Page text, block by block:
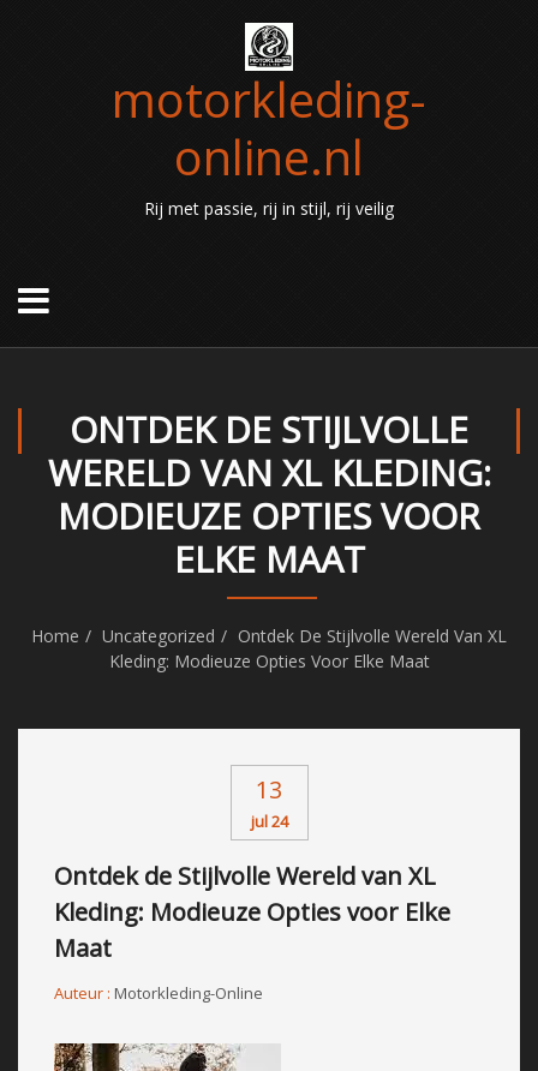
motorkleding-
online.nl
Rij met passie, rij in stijl, rij veilig
ONTDEK DE STIJLVOLLE
WERELD VAN XL KLEDING:
MODIEUZE OPTIES VOOR
ELKE MAAT
Home Uncategorized
Ontdek De Stijlvolle Wereld Van XL
Kleding: Modieuze Opties Voor Elke Maat
13
jul 24
Ontdek de Stijlvolle Wereld van XL
Kleding: Modieuze Opties voor Elke
Maat
Auteur : Motorkleding-Online